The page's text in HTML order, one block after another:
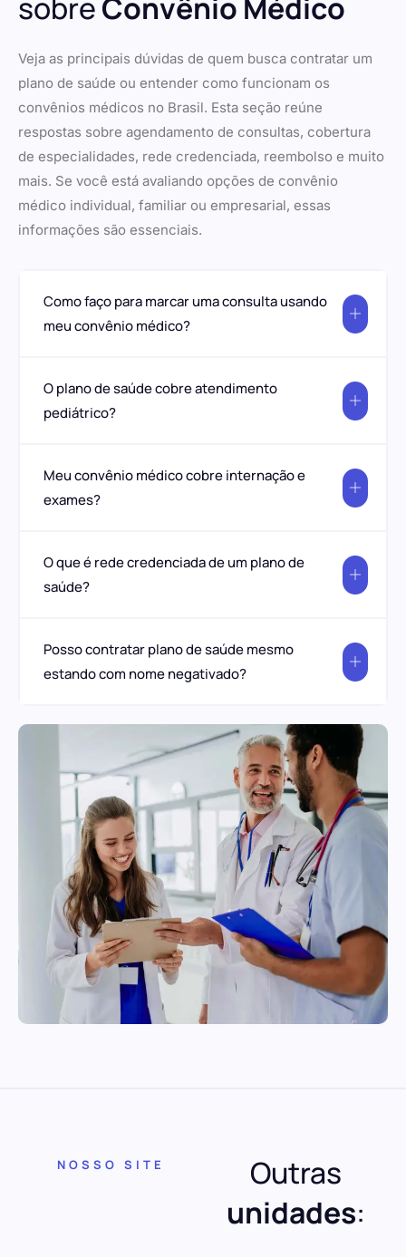
sobreConvênio Médico
Veja as principais dúvidas de quem busca contratar um
plano de saúde ou entender como funcionam os
convênios médicos no Brasil. Esta seção reúne
respostas sobre agendamento de consultas, cobertura
de especialidades, rede credenciada, reembolso e muito
mais. Se você está avaliando opções de convênio
médico individual, familiar ou empresarial, essas
informações são essenciais.
Como faço para marcar uma consulta usando
meu convênio médico?
O plano de saúde cobre atendimento
pediátrico?
Meu convênio médico cobre internação e
exames?
O que é rede credenciada de um plano de
saúde?
Posso contratar plano de saúde mesmo
estando com nome negativado?
NOSSO SITE
Outras
unidades: